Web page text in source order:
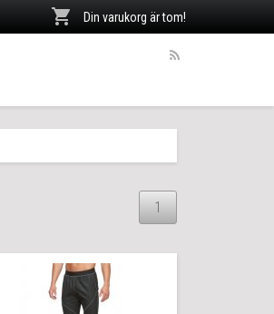
Din varukorg är tom!
1